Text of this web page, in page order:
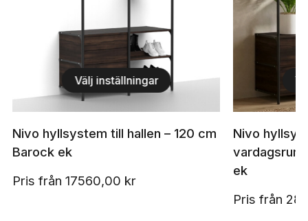
Välj inställningar
Nivo hyllsystem till hallen – 120 cm
Barock ek
Pris från17560,00 kr
Nivo
ek
Pris från